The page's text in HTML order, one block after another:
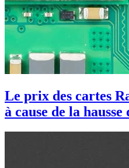
Le prix des cartes
à cause de la